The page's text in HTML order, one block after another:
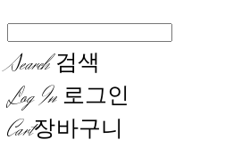
Search검색
Log In 로그인
Cart장바구니